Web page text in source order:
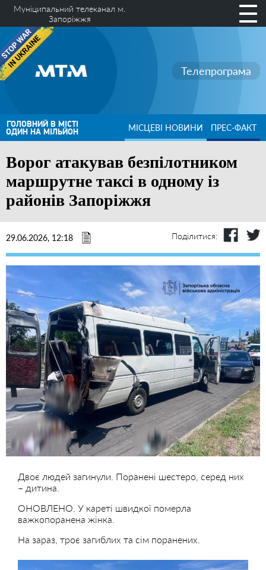
Муніципальний телеканал м.
Запоріжжя
Телепрограма
ГОЛОВНИЙ В МІСТІ
ОДИН НА МІЛЬЙОН МІСЦЕВІ НОВИНИ ПРЕС-ФАКТ
Ворог атакував безпілотником
маршрутне таксі в одному із
районів Запоріжжя
29.06.2026, 12:18 Поділитися:
Двоє людей загинули. Поранені шестеро, серед них
– дитина.
ОНОВЛЕНО. У кареті швидкої померла
важкопоранена жінка.
На зараз, троє загиблих та сім поранених.